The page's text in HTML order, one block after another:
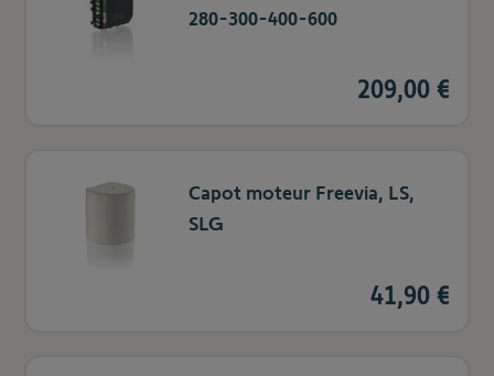
280-300-400-600
209,00 €
Capot moteur Freevia, LS,
SLG
41,90 €